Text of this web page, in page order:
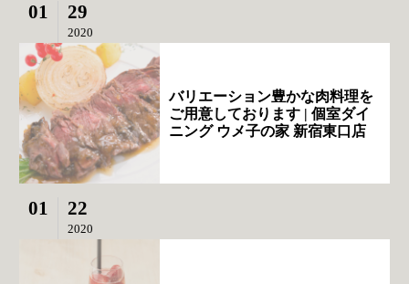
01 29
2020
バリエーション豊かな肉料理を
ご用意しております | 個室ダイ
ニング ウメ子の家 新宿東口店
01 22
2020